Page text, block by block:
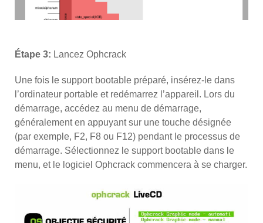
Étape 3: Lancez Ophcrack
Une fois le support bootable préparé, insérez-le dans
l’ordinateur portable et redémarrez l’appareil. Lors du
démarrage, accédez au menu de démarrage,
généralement en appuyant sur une touche désignée
(par exemple, F2, F8 ou F12) pendant le processus de
démarrage. Sélectionnez le support bootable dans le
menu, et le logiciel Ophcrack commencera à se charger.